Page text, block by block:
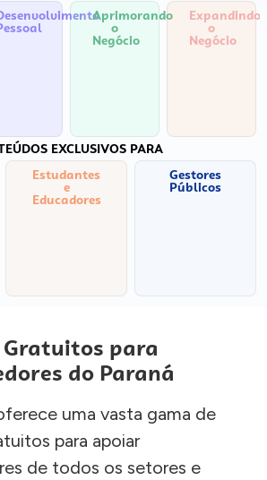
Aprimorando
o
Negócio
Expandindo
o
Negócio
EXCLUSIVOS PARA
Estudantes
e
Educadores
Gestores
Públicos
Gratuitos para
do Paraná
uma vasta gama de
para apoiar
de todos os setores e